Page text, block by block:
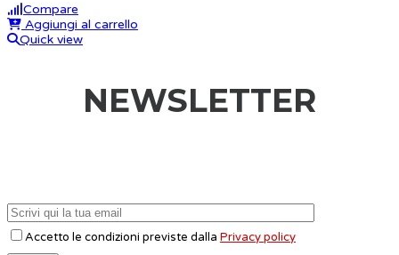
Compare
Aggiungi al carrello
Quick view
NEWSLETTER
Accetto le condizioni previste dalla Privacy policy